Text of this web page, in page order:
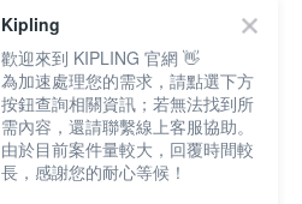
Kipling
歡迎來到 KIPLING 官網 👋
為加速處理您的需求，請點選下方
按鈕查詢相關資訊；若無法找到所
需內容，還請聯繫線上客服協助。
由於目前案件量較大，回覆時間較
長，感謝您的耐心等候！